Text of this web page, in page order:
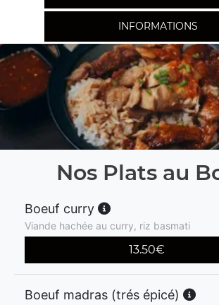
INFORMATIONS
Nos Plats au
Boeuf curry
Viande hachée au curry, riz basmati
13.50€
Boeuf madras (trés épicé)